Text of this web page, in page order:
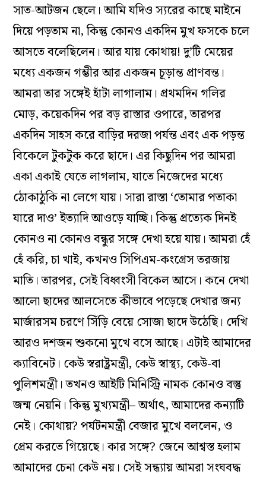
সাত-আটজন ছেলে। আমি যদিও স্যরের কাছে মাইনে
দিয়ে পড়তাম না, কিন্তু কোনও একদিন মুখ ফসকে চলে
আসতে বলেছিলেন। আর যায় কোথায়! দু’টি মেয়ের
মধ্যে একজন গম্ভীর আর একজন চূড়ান্ত প্রাণবন্ত।
আমরা তার সঙ্গেই হাঁটা লাগালাম। প্রথমদিন গলির
মোড়, কয়েকদিন পর বড় রাস্তার ওপারে, তারপর
একদিন সাহস করে বাড়ির দরজা পর্যন্ত এবং এক পড়ন্ত
বিকেলে টুকটুক করে ছাদে। এর কিছুদিন পর আমরা
একা একাই যেতে লাগলাম, যাতে নিজেদের মধ্যে
ঠোকাঠুকি না লেগে যায়। সারা রাস্তা ‘তোমার পতাকা
যারে দাও’ ইত্যাদি আওড়ে যাচ্ছি। কিন্তু প্রত্যেক দিনই
কোনও না কোনও বন্ধুর সঙ্গে দেখা হয়ে যায়। আমরা হেঁ
হেঁ করি, চা খাই, কখনও সিপিএম-কংগ্রেস তরজায়
মাতি। তারপর, সেই বিধ্বংসী বিকেল আসে। কনে দেখা
আলো ছাদের আলসেতে কীভাবে পড়েছে দেখার জন্য
মার্জারসম চরণে সিঁড়ি বেয়ে সোজা ছাদে উঠেছি। দেখি
আরও দশজন শুকনো মুখে বসে আছে। এটাই আমাদের
ক্যাবিনেট। কেউ স্বরাষ্ট্রমন্ত্রী, কেউ স্বাস্থ্য, কেউ-বা
পুলিশমন্ত্রী। তখনও আইটি মিনিস্ট্রি নামক কোনও বস্তু
জন্ম নেয়নি। কিন্তু মুখ্যমন্ত্রী– অর্থাৎ, আমাদের কন্যাটি
নেই। কোথায়? পর্যটনমন্ত্রী বেজার মুখে বললেন, ও
প্রেম করতে গিয়েছে। কার সঙ্গে? জেনে আশ্বস্ত হলাম
আমাদের চেনা কেউ নয়। সেই সন্ধ্যায় আমরাসংঘবদ্ধ